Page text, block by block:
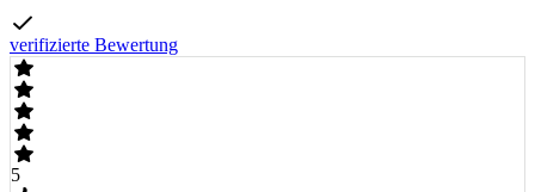
verifizierte Bewertung
5